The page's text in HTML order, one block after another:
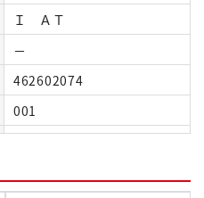
Ｉ ＡＴ
－
462602074
001